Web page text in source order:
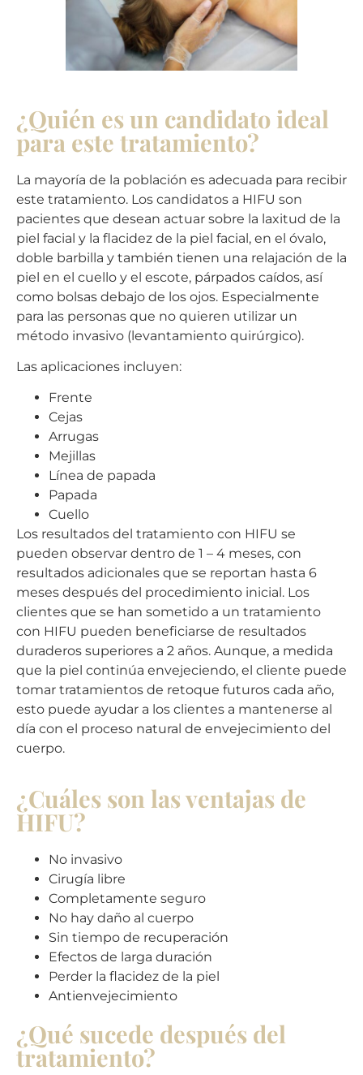
¿Quién es un candidato ideal
para este tratamiento?
La mayoría de la población es adecuada para recibir
este tratamiento. Los candidatos a HIFU son
pacientes que desean actuar sobre la laxitud de la
piel facial y la flacidez de la piel facial, en el óvalo,
doble barbilla y también tienen una relajación de la
piel en el cuello y el escote, párpados caídos, así
como bolsas debajo de los ojos. Especialmente
para las personas que no quieren utilizar un
método invasivo (levantamiento quirúrgico).
Las aplicaciones incluyen:
Frente
Cejas
Arrugas
Mejillas
Línea de papada
Papada
Cuello
Los resultados del tratamiento con HIFU se
pueden observar dentro de 1 – 4 meses, con
resultados adicionales que se reportan hasta 6
meses después del procedimiento inicial. Los
clientes que se han sometido a un tratamiento
con HIFU pueden beneficiarse de resultados
duraderos superiores a 2 años. Aunque, a medida
que la piel continúa envejeciendo, el cliente puede
tomar tratamientos de retoque futuros cada año,
esto puede ayudar a los clientes a mantenerse al
día con el proceso natural de envejecimiento del
cuerpo.
¿Cuáles son las ventajas de
HIFU?
No invasivo
Cirugía libre
Completamente seguro
No hay daño al cuerpo
Sin tiempo de recuperación
Efectos de larga duración
Perder la flacidez de la piel
Antienvejecimiento
¿Qué sucede después del
tratamiento?